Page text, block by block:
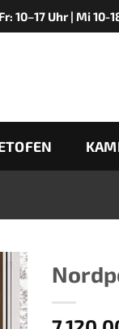
10–17 Uhr | Mi